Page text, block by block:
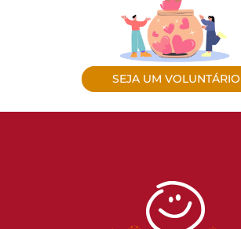
SEJA UM VOLUNTÁRIO